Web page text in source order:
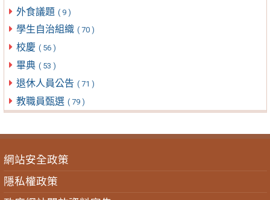
外食議題 ( 9 )
學生自治組織 ( 70 )
校慶 ( 56 )
畢典 ( 53 )
退休人員公告 ( 71 )
教職員甄選 ( 79 )
網站安全政策
隱私權政策